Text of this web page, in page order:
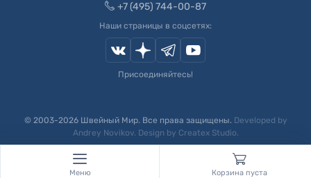
+7 (495) 744-00-87
Наши страницы в соцсетях:
Присоединяйтесь!
© 2003-2026Швейный Мир. Все права защищены. Developed by
Andrey Novikov. Design by Createx Studio.
Меню Корзина пуста